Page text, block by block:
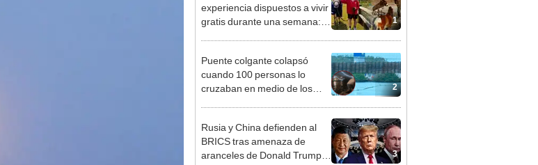
1
experiencia dispuestos a vivir
gratis durante una semana:
un refugio por 2 horas
2
Puente colgante colapsó
cuando 100 personas lo
cruzaban en medio de los
3
Rusia y China defienden al
BRICS tras amenaza de
aranceles de Donald Trump: